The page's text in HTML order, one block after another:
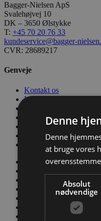
Bagger-Nielsen ApS
Svalehøjvej 10
DK – 3650 Ølstykke
T: +45 70 20 76 33
kundeservice@bagger-
CVR: 28689217
Genveje
Kontakt os
Værktøjskassen
Salgs- og
Conditions of Sale and
Privatlivs- og
Code of Conduct
Kontakt os
Salgs- og
Conditions of Sale and
Privatlivs- og
Code of Conduct
Denne
Denne
at bruge vores
Absolut
nødvendige